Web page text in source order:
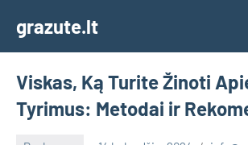
content
grazute.lt
Viskas, Ką Turite Žinoti
Tyrimus: Metodai ir